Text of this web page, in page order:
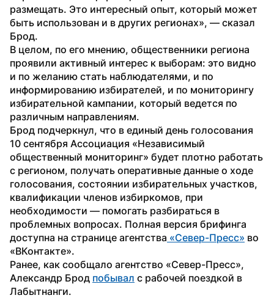
размещать. Это интересный опыт, который может
быть использован и в других регионах», — сказал
Брод.
В целом, по его мнению, общественники региона
проявили активный интерес к выборам: это видно
и по желанию стать наблюдателями, и по
информированию избирателей, и по мониторингу
избирательной кампании, который ведется по
различным направлениям.
Брод подчеркнул, что в единый день голосования
10 сентября Ассоциация «Независимый
общественный мониторинг» будет плотно работать
с регионом, получать оперативные данные о ходе
голосования, состоянии избирательных участков,
квалификации членов избиркомов, при
необходимости — помогать разбираться в
проблемных вопросах. Полная версия брифинга
доступна на странице агентства «Север-Пресс» во
«ВКонтакте».
Ранее, как сообщало агентство «Север-Пресс»,
Александр Брод побывал с рабочей поездкой в
Лабытнанги.